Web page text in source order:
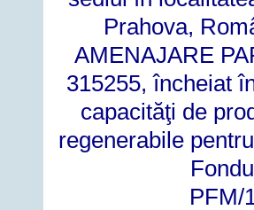
Prahova,
AMENAJARE
315255, încheiat
capacităţi de
regenerabile
PFM/